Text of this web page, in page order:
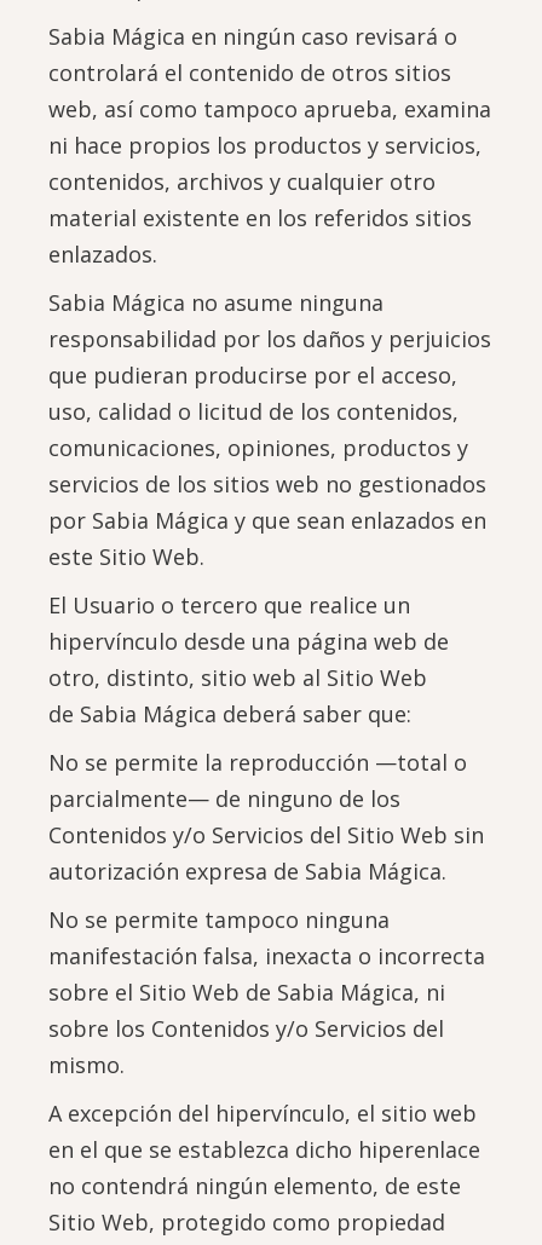
Sabia Mágica en ningún caso revisará o
controlará el contenido de otros sitios
web, así como tampoco aprueba, examina
ni hace propios los productos y servicios,
contenidos, archivos y cualquier otro
material existente en los referidos sitios
enlazados.
Sabia Mágica no asume ninguna
responsabilidad por los daños y perjuicios
que pudieran producirse por el acceso,
uso, calidad o licitud de los contenidos,
comunicaciones, opiniones, productos y
servicios de los sitios web no gestionados
por Sabia Mágica y que sean enlazados en
este Sitio Web.
El Usuario o tercero que realice un
hipervínculo desde una página web de
otro, distinto, sitio web al Sitio Web
de Sabia Mágica deberá saber que:
No se permite la reproducción —total o
parcialmente— de ninguno de los
Contenidos y/o Servicios del Sitio Web sin
autorización expresa de Sabia Mágica.
No se permite tampoco ninguna
manifestación falsa, inexacta o incorrecta
sobre el Sitio Web de Sabia Mágica, ni
sobre los Contenidos y/o Servicios del
mismo.
A excepción del hipervínculo, el sitio web
en el que se establezca dicho hiperenlace
no contendrá ningún elemento, de este
Sitio Web, protegido como propiedad